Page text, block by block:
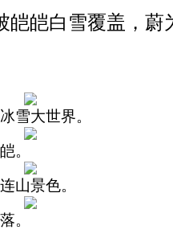
皑皑白雪覆盖，蔚
雪大世界。
。
山景色。
。